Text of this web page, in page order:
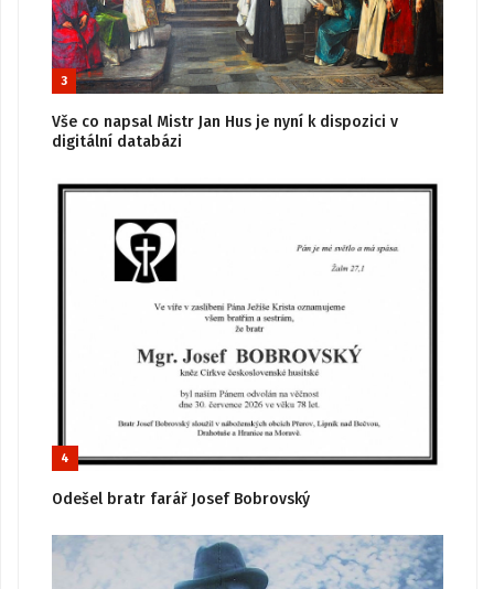
3
Vše co napsal Mistr Jan Hus je nyní k dispozici v
digitální databázi
4
Odešel bratr farář Josef Bobrovský